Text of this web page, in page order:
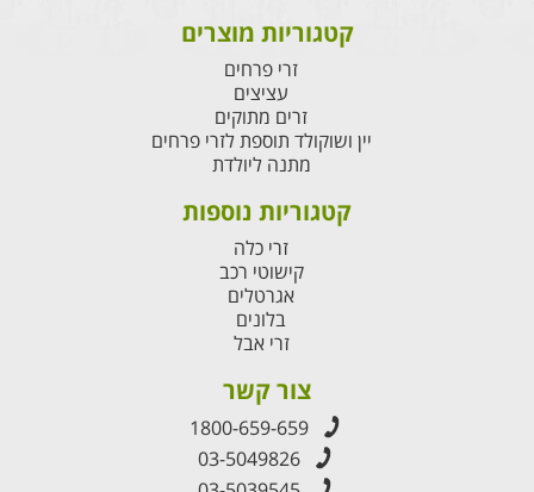
קטגוריות מוצרים
זרי פרחים
עציצים
זרים מתוקים
יין ושוקולד תוספת לזרי פרחים
מתנה ליולדת
קטגוריות נוספות
זרי כלה
קישוטי רכב
אגרטלים
בלונים
זרי אבל
צור קשר
1800-659-659
03-5049826